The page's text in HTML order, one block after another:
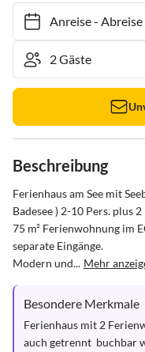
Anreise- Abreise
Beschreibung
Ferienhaus am See mit
Badesee ) 2-10 Pers. plus 2
75 m² Ferienwohnung im
separate Eingänge.
Modern und... Mehr
Besondere Merkmale
Ferienhaus mit 2
auch getrennt  buchbar